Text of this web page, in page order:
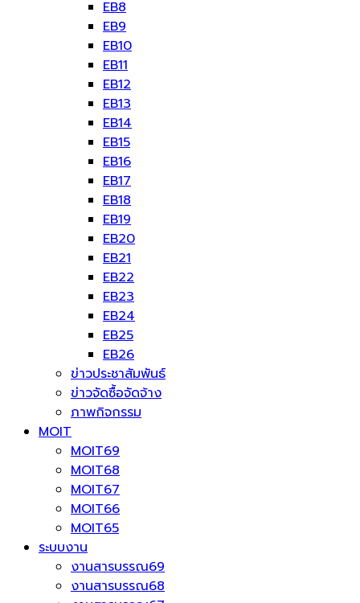
EB8
EB9
EB10
EB11
EB12
EB13
EB14
EB15
EB16
EB17
EB18
EB19
EB20
EB21
EB22
EB23
EB24
EB25
EB26
ข่าวประชาสัมพันธ์
ข่าวจัดซื้อจัดจ้าง
ภาพกิจกรรม
MOIT
MOIT69
MOIT68
MOIT67
MOIT66
MOIT65
ระบบงาน
งานสารบรรณ69
งานสารบรรณ68